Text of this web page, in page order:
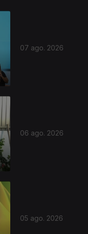
07 ago. 2026
06 ago. 2026
05 ago. 2026